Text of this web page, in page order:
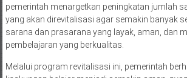
pemerintah menargetkan peningkatan jumlah
yang akan direvitalisasi agar semakin banyak
sarana dan prasarana yang layak, aman, dan
pembelajaran yang berkualitas.
Melalui program revitalisasi ini, pemerintah